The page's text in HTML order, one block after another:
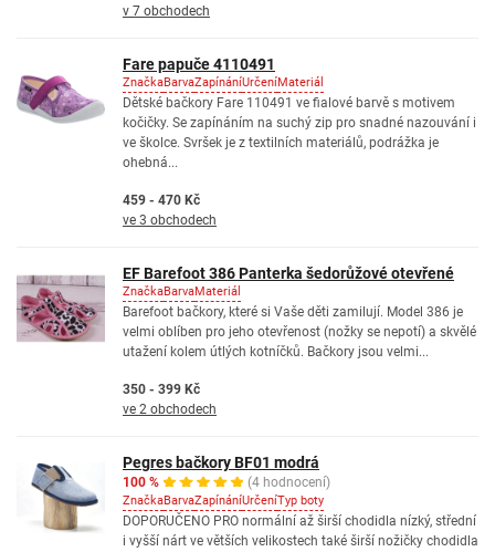
v 7 obchodech
Fare papuče 4110491
ZnačkaBarvaZapínáníUrčeníMateriál
Dětské bačkory Fare 110491 ve fialové barvě s motivem
kočičky. Se zapínáním na suchý zip pro snadné nazouvání i
ve školce. Svršek je z textilních materiálů, podrážka je
ohebná...
459 - 470 Kč
ve 3 obchodech
EF Barefoot 386 Panterka šedorůžové otevřené
ZnačkaBarvaMateriál
Barefoot bačkory, které si Vaše děti zamilují. Model 386 je
velmi oblíben pro jeho otevřenost (nožky se nepotí) a skvělé
utažení kolem útlých kotníčků. Bačkory jsou velmi...
350 - 399 Kč
ve 2 obchodech
Pegres bačkory BF01 modrá
100 % (4 hodnocení)
ZnačkaBarvaZapínáníUrčeníTyp boty
DOPORUČENO PRO normální až širší chodidla nízký, střední
i vyšší nárt ve větších velikostech také širší nožičky chodidla